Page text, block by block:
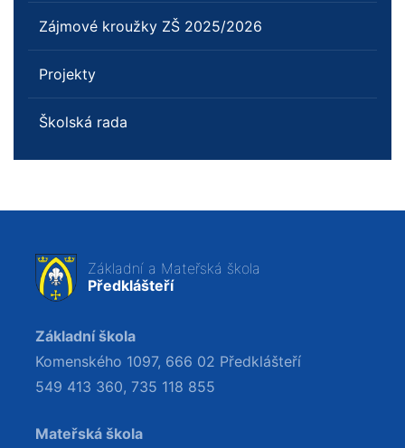
Zájmové kroužky ZŠ 2025/2026
Projekty
Školská rada
Základní a Mateřská škola
Předklášteří
Základní škola
Komenského 1097, 666 02 Předklášteří
549 413 360, 735 118 855
Mateřská škola